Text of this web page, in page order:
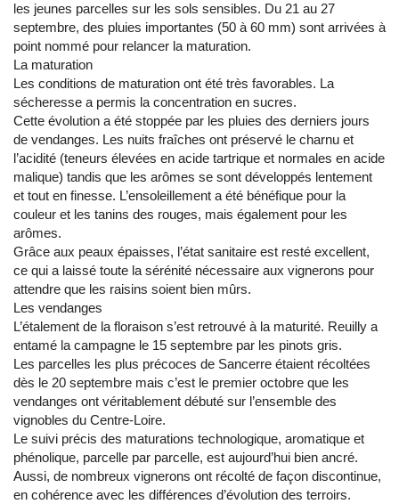
les jeunes parcelles sur les sols sensibles. Du 21 au 27
septembre, des pluies importantes (50 à 60 mm) sont arrivées à
point nommé pour relancer la maturation.
La maturation
Les conditions de maturation ont été très favorables. La
sécheresse a permis la concentration en sucres.
Cette évolution a été stoppée par les pluies des derniers jours
de vendanges. Les nuits fraîches ont préservé le charnu et
l’acidité (teneurs élevées en acide tartrique et normales en acide
malique) tandis que les arômes se sont développés lentement
et tout en finesse. L’ensoleillement a été bénéfique pour la
couleur et les tanins des rouges, mais également pour les
arômes.
Grâce aux peaux épaisses, l’état sanitaire est resté excellent,
ce qui a laissé toute la sérénité nécessaire aux vignerons pour
attendre que les raisins soient bien mûrs.
Les vendanges
L’étalement de la floraison s’est retrouvé à la maturité. Reuilly a
entamé la campagne le 15 septembre par les pinots gris.
Les parcelles les plus précoces de Sancerre étaient récoltées
dès le 20 septembre mais c’est le premier octobre que les
vendanges ont véritablement débuté sur l’ensemble des
vignobles du Centre-Loire.
Le suivi précis des maturations technologique, aromatique et
phénolique, parcelle par parcelle, est aujourd’hui bien ancré.
Aussi, de nombreux vignerons ont récolté de façon discontinue,
en cohérence avec les différences d’évolution des terroirs.